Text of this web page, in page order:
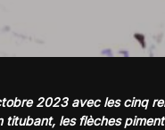
2023 avec les cinq
les flèches